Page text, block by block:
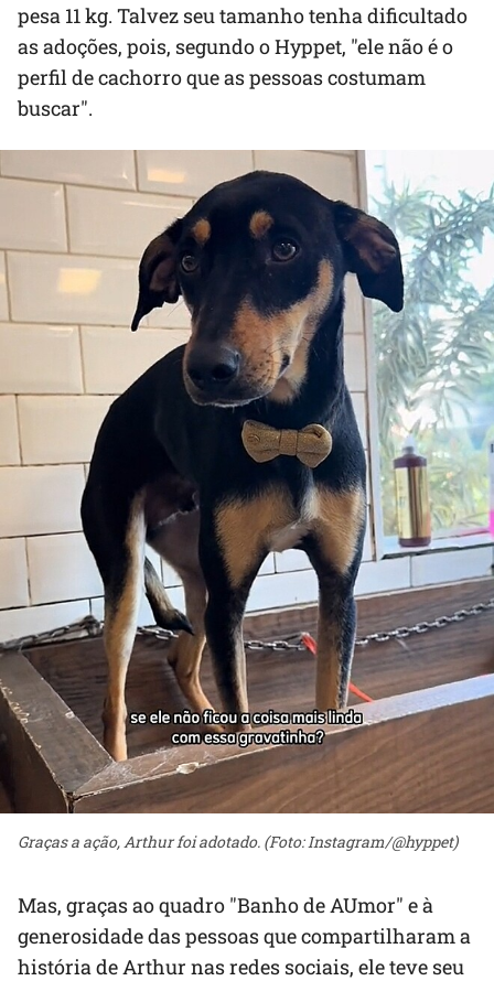
pesa 11 kg. Talvez seu tamanho tenha dificultado
as adoções, pois, segundo o Hyppet, "ele não é o
perfil de cachorro que as pessoas costumam
buscar".
Graças a ação, Arthur foi adotado. (Foto: Instagram/@hyppet)
Mas, graças ao quadro "Banho de AUmor" e à
generosidade das pessoas que compartilharam a
história de Arthur nas redes sociais, ele teve seu